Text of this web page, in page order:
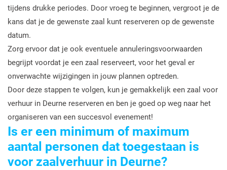
tijdens drukke periodes. Door vroeg te beginnen, vergroot je de
kans dat je de gewenste zaal kunt reserveren op de gewenste
datum.
Zorg ervoor dat je ook eventuele annuleringsvoorwaarden
begrijpt voordat je een zaal reserveert, voor het geval er
onverwachte wijzigingen in jouw plannen optreden.
Door deze stappen te volgen, kun je gemakkelijk een zaal voor
verhuur in Deurne reserveren en ben je goed op weg naar het
organiseren van een succesvol evenement!
Is er een minimum of maximum
aantal personen dat toegestaan is
voor zaalverhuur in Deurne?